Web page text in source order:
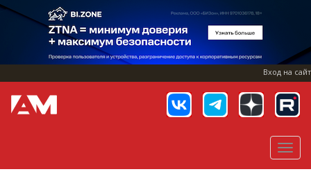
Перейти
основному
содержанию
Вход на сайт